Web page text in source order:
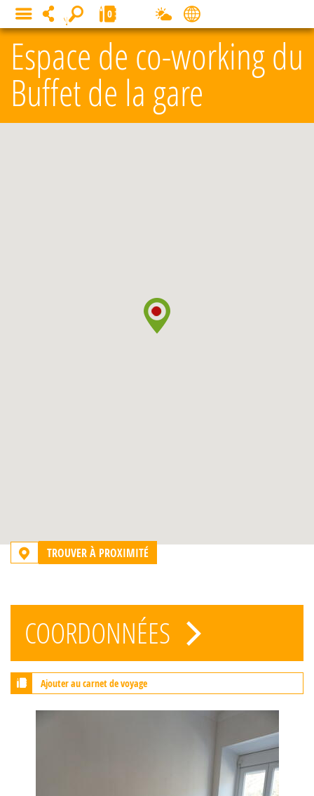
Espace de co-working du
Buffet de la gare
TROUVER À PROXIMITÉ
COORDONNÉES
Ajouter au carnet de voyage
MENU 0
Panneau de gestion des cookies